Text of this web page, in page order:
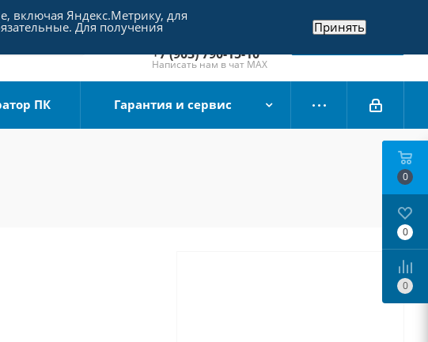
+7 (495) 790-15-10
Отдел продаж
+7 (903) 790-15-10
Написать нам в чат MAX
Заказать звонок
ПК Гарантия и сервис
0
0
0
включая Яндекс.Метрику, для
Для получения Принять